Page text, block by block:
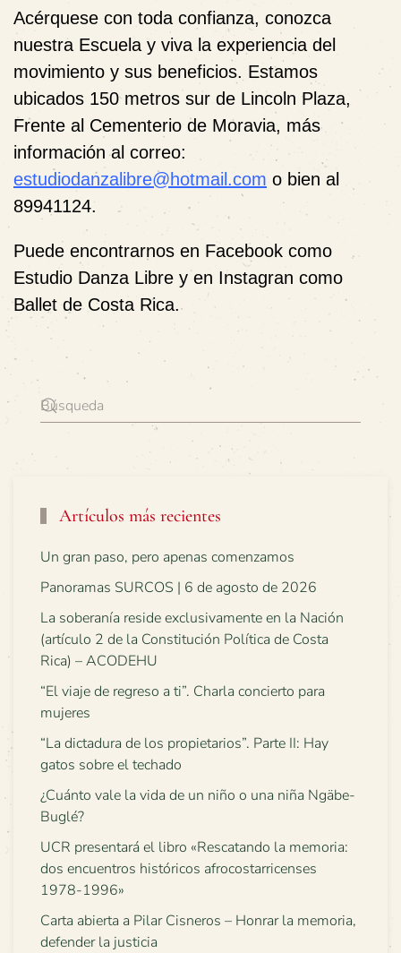
Acérquese con toda confianza, conozca
nuestra Escuela y viva la experiencia del
movimiento y sus beneficios. Estamos
ubicados 150 metros sur de Lincoln Plaza,
Frente al Cementerio de Moravia, más
información al correo:
estudiodanzalibre@hotmail.com o bien al
89941124.
Puede encontrarnos en Facebook como
Estudio Danza Libre y en Instagran como
Ballet de Costa Rica.
Artículos más recientes
Un gran paso, pero apenas comenzamos
Panoramas SURCOS | 6 de agosto de 2026
La soberanía reside exclusivamente en la Nación
(artículo 2 de la Constitución Política de Costa
Rica) – ACODEHU
“El viaje de regreso a ti”. Charla concierto para
mujeres
“La dictadura de los propietarios”. Parte II: Hay
gatos sobre el techado
¿Cuánto vale la vida de un niño o una niña Ngäbe-
Buglé?
UCR presentará el libro «Rescatando la memoria:
dos encuentros históricos afrocostarricenses
1978-1996»
Carta abierta a Pilar Cisneros – Honrar la memoria,
defender la justicia